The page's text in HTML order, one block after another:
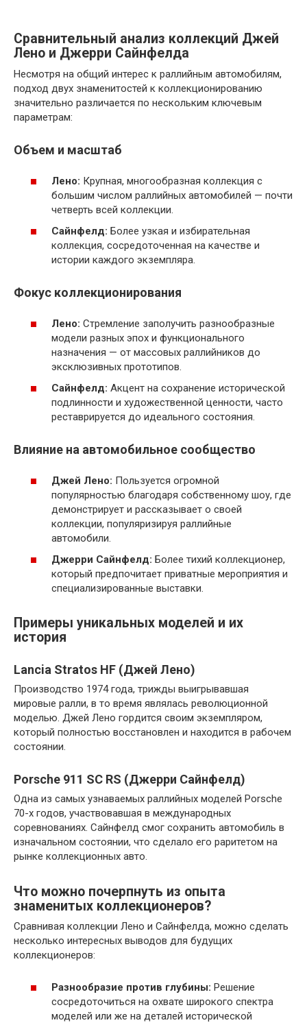
Сравнительный анализ коллекций Джей
Лено и Джерри Сайнфелда
Несмотря на общий интерес к раллийным автомобилям,
подход двух знаменитостей к коллекционированию
значительно различается по нескольким ключевым
параметрам:
Объем и масштаб
Лено: Крупная, многообразная коллекция с
большим числом раллийных автомобилей — почти
четверть всей коллекции.
Сайнфелд: Более узкая и избирательная
коллекция, сосредоточенная на качестве и
истории каждого экземпляра.
Фокус коллекционирования
Лено: Стремление заполучить разнообразные
модели разных эпох и функционального
назначения — от массовых раллийников до
эксклюзивных прототипов.
Сайнфелд: Акцент на сохранение исторической
подлинности и художественной ценности, часто
реставрируется до идеального состояния.
Влияние на автомобильное сообщество
Джей Лено: Пользуется огромной
популярностью благодаря собственному шоу, где
демонстрирует и рассказывает о своей
коллекции, популяризируя раллийные
автомобили.
Джерри Сайнфелд: Более тихий коллекционер,
который предпочитает приватные мероприятия и
специализированные выставки.
Примеры уникальных моделей и их
история
Lancia Stratos HF (Джей Лено)
Производство 1974 года, трижды выигрывавшая
мировые ралли, в то время являлась революционной
моделью. Джей Лено гордится своим экземпляром,
который полностью восстановлен и находится в рабочем
состоянии.
Porsche 911 SC RS (Джерри Сайнфелд)
Одна из самых узнаваемых раллийных моделей Porsche
70-х годов, участвовавшая в международных
соревнованиях. Сайнфелд смог сохранить автомобиль в
изначальном состоянии, что сделало его раритетом на
рынке коллекционных авто.
Что можно почерпнуть из опыта
знаменитых коллекционеров?
Сравнивая коллекции Лено и Сайнфелда, можно сделать
несколько интересных выводов для будущих
коллекционеров:
Разнообразие против глубины: Решение
сосредоточиться на охвате широкого спектра
моделей или же на деталей исторической